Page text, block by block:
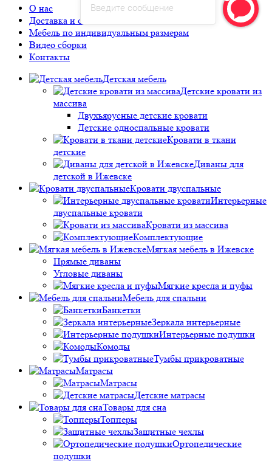
О нас
Доставка и оплата
Мебель по индивидуальным размерам
Видео сборки
Контакты
Детская мебель
Детские кровати из
массива
Двухъярусные детские кровати
Детские односпальные кровати
Кровати в ткани
детские
Диваны для
детской в Ижевске
Кровати двуспальные
Интерьерные
двуспальные кровати
Кровати из массива
Комплектующие
Мягкая мебель в Ижевске
Прямые диваны
Угловые диваны
Мягкие кресла и пуфы
Мебель для спальни
Банкетки
Зеркала интерьерные
Интерьерные подушки
Комоды
Тумбы прикроватные
Матрасы
Матрасы
Детские матрасы
Товары для сна
Топперы
Защитные чехлы
Ортопедические
подушки
Введите сообщение